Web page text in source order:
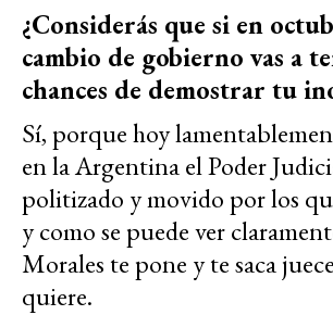
¿Considerás que si en
cambio de gobierno vas a
chances de demostrar tu
Sí, porque hoy
en la Argentina el Poder
politizado y movido por los
y como se puede ver
Morales te pone y te saca
quiere.